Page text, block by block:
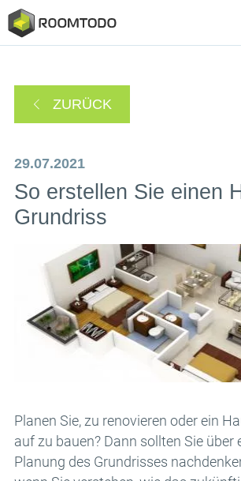
sich
oder
OK
Anmeldung
Danke für die
Wir werden in Kürze eine E-
aktivieren
OK
Ein Link zur
Ihre E-Mail-Adresse
OK
ZURÜCK
29.07.2021
So erstellen Sie einen
Grundriss
Planen Sie, zu renovieren oder ein
auf zu bauen? Dann sollten Sie über
Planung des Grundrisses